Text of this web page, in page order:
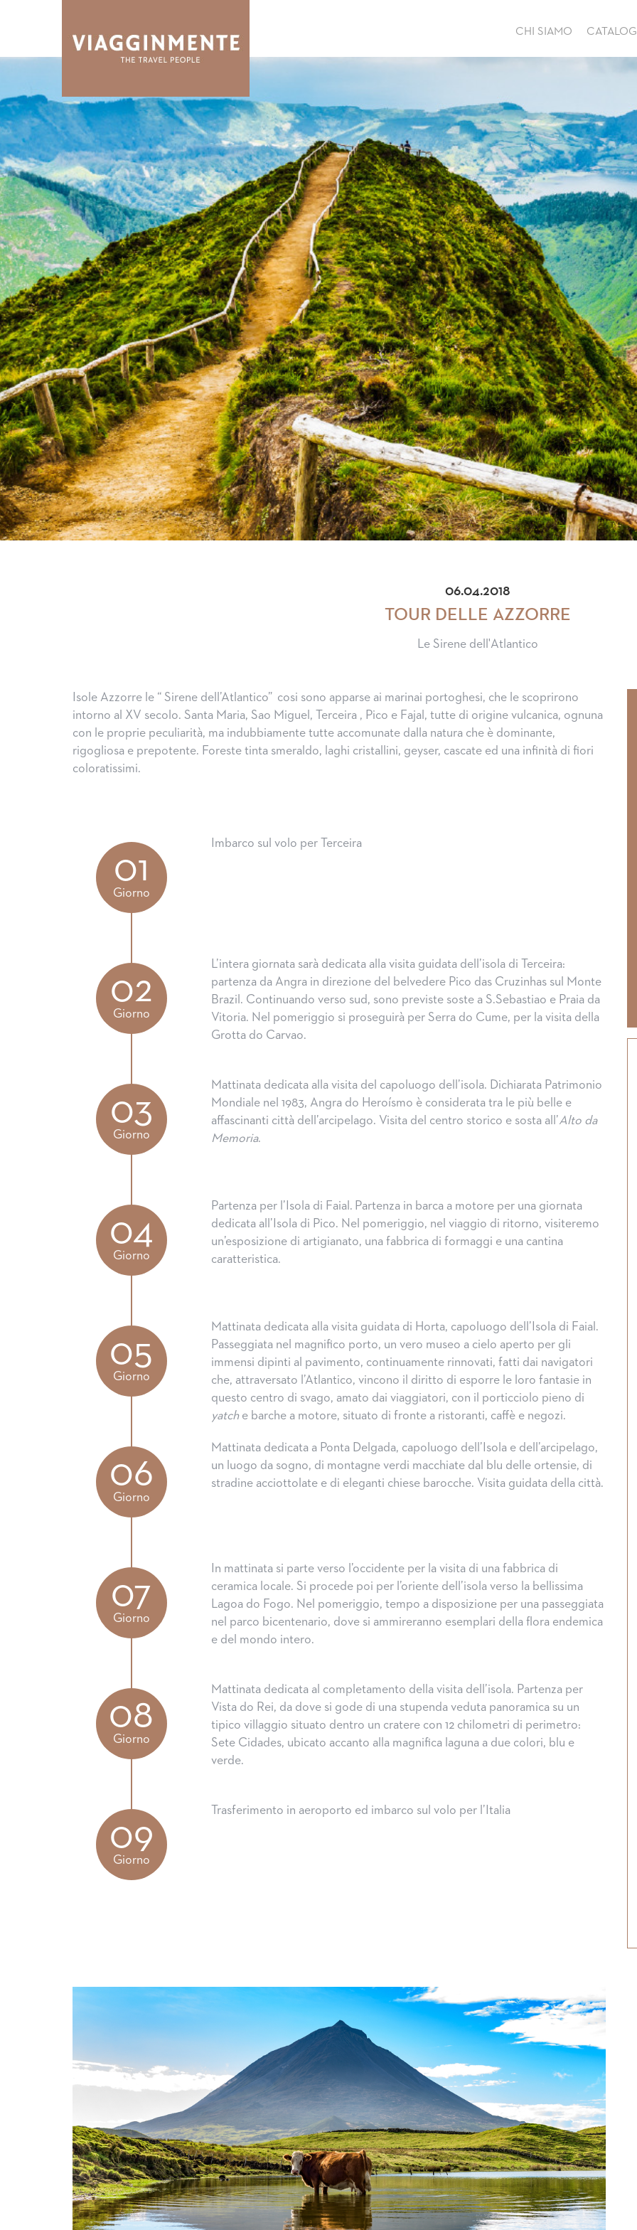
CHI SIAMO
06.04.2018
TOUR DELLE AZZORRE
Le Sirene dell'Atlantico
Isole Azzorre le “ Sirene dell’Atlantico” cosi sono apparse ai marinai portoghesi, che le scoprirono
intorno al XV secolo. Santa Maria, Sao Miguel, Terceira , Pico e Fajal, tutte di origine vulcanica, ognuna
con le proprie peculiarità, ma indubbiamente tutte accomunate dalla natura che è dominante,
rigogliosa e prepotente. Foreste tinta smeraldo, laghi cristallini, geyser, cascate ed una infinità di fiori
coloratissimi.
01
Giorno
Imbarco sul volo per Terceira
02
Giorno
L’intera giornata sarà dedicata alla visita guidata dell’isola di Terceira:
partenza da Angra in direzione del belvedere Pico das Cruzinhas sul Monte
Brazil. Continuando verso sud, sono previste soste a S.Sebastiao e Praia da
Vitoria. Nel pomeriggio si proseguirà per Serra do Cume, per la visita della
Grotta do Carvao.
03
Giorno
Mattinata dedicata alla visita del capoluogo dell’isola. Dichiarata Patrimonio
Mondiale nel 1983, Angra do Heroísmo è considerata tra le più belle e
affascinanti città dell’arcipelago. Visita del centro storico e sosta all’Alto da
Memoria.
04
Giorno
Partenza per l’Isola di Faial. Partenza in barca a motore per una giornata
dedicata all’Isola di Pico. Nel pomeriggio, nel viaggio di ritorno, visiteremo
un’esposizione di artigianato, una fabbrica di formaggi e una cantina
caratteristica.
05
Giorno
Mattinata dedicata alla visita guidata di Horta, capoluogo dell’Isola di Faial.
Passeggiata nel magnifico porto, un vero museo a cielo aperto per gli
immensi dipinti al pavimento, continuamente rinnovati, fatti dai navigatori
che, attraversato l’Atlantico, vincono il diritto di esporre le loro fantasie in
questo centro di svago, amato dai viaggiatori, con il porticciolo pieno di
yatche barche a motore, situato di fronte a ristoranti, caffè e negozi.
06
Giorno
Mattinata dedicata a Ponta Delgada, capoluogo dell’Isola e dell’arcipelago,
un luogo da sogno, di montagne verdi macchiate dal blu delle ortensie, di
stradine acciottolate e di eleganti chiese barocche. Visita guidata della città.
07
Giorno
In mattinata si parte verso l’occidente per la visita di una fabbrica di
ceramica locale. Si procede poi per l’oriente dell’isola verso la bellissima
Lagoa do Fogo. Nel pomeriggio, tempo a disposizione per una passeggiata
nel parco bicentenario, dove si ammireranno esemplari della flora endemica
e del mondo intero.
08
Giorno
Mattinata dedicata al completamento della visita dell’isola. Partenza per
Vista do Rei, da dove si gode di una stupenda veduta panoramica su un
tipico villaggio situato dentro un cratere con 12 chilometri di perimetro:
Sete Cidades, ubicato accanto alla magnifica laguna a due colori, blu e
verde.
09
Giorno
Trasferimento in aeroporto ed imbarco sul volo per l’Italia